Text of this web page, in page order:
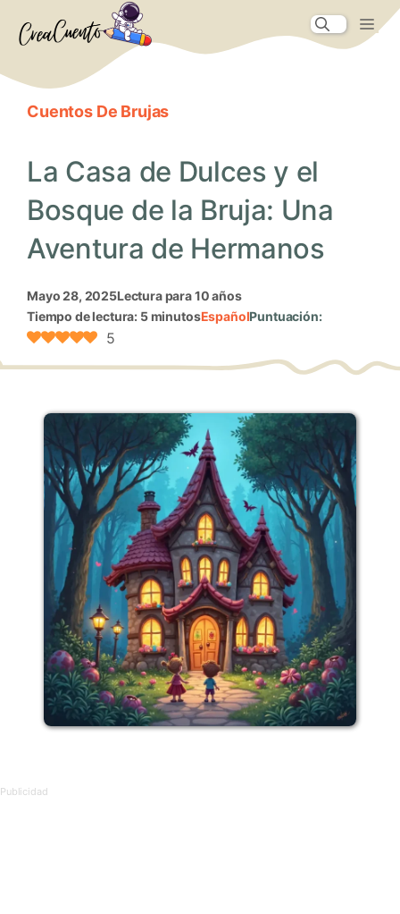
Cuentos De Brujas
La Casa de Dulces y el
Bosque de la Bruja: Una
Aventura de Hermanos
mayo 28, 2025Lectura para 10 años
Tiempo de lectura: 5 minutosEspañolPuntuación:
5